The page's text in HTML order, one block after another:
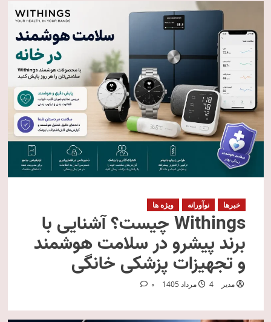
خبرها نوآورانه ویژه ها
Withings چیست؟ آشنایی با
برند پیشرو در سلامت هوشمند
و تجهیزات پزشکی خانگی
مدیر 4 مرداد 1405 0